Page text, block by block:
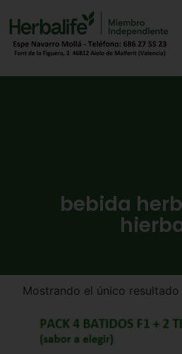
bebida
Mostrando el único resultado